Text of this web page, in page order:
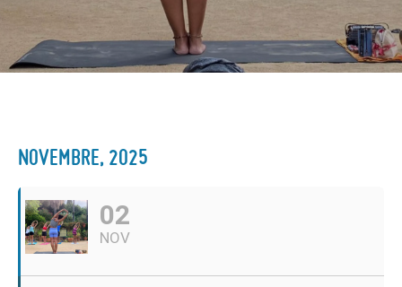
NOVEMBRE, 2025
02
NOV